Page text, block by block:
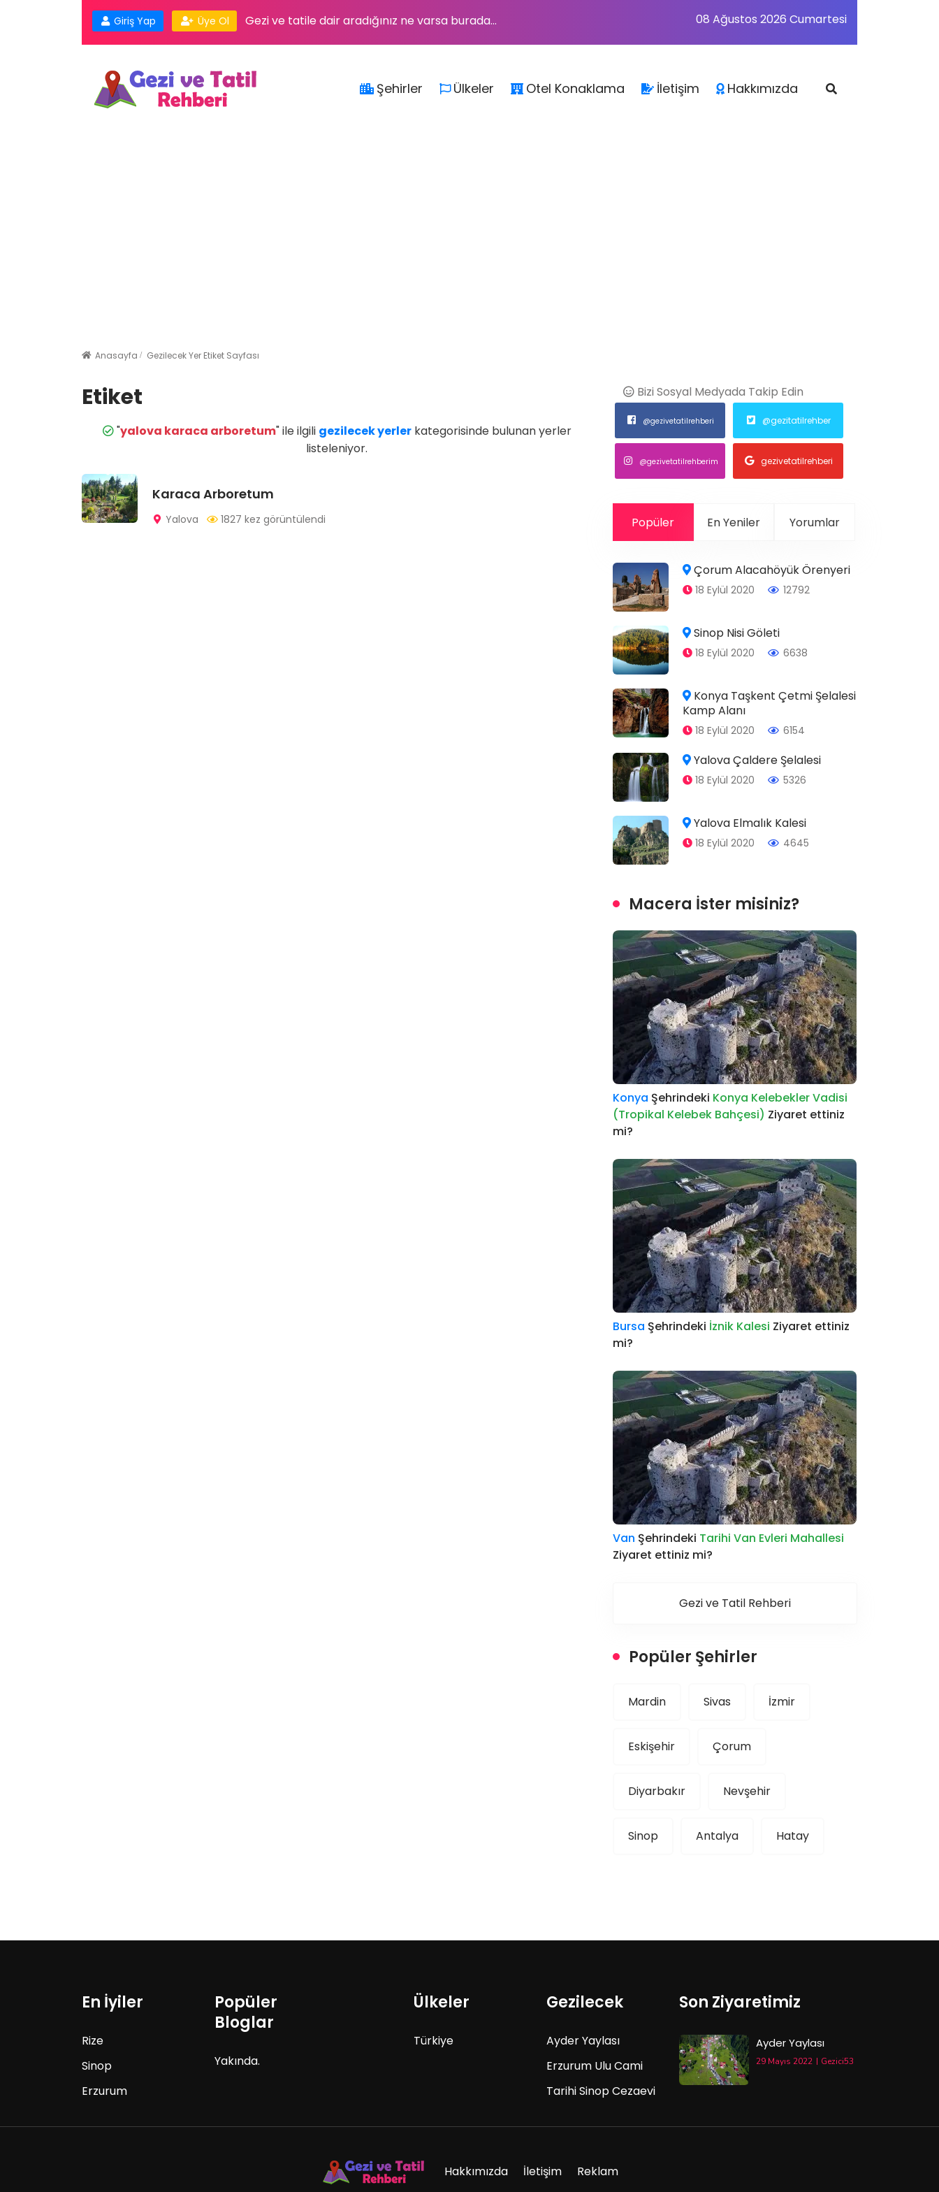
Giriş Yap Üye Ol Gezi ve tatile dair aradığınız ne varsa burada... 08 Ağustos 2026 Cumartesi
Şehirler Ülkeler Otel Konaklama İletişim Hakkımızda
Anasayfa Gezilecek Yer Etiket Sayfası
Etiket
"yalova karaca arboretum" ile ilgili gezilecek yerlerkategorisinde bulunan yerler
listeleniyor.
Karaca Arboretum
Yalova 1827 kez görüntülendi
Bizi Sosyal Medyada Takip Edin
@gezivetatilrehberi @gezitatilrehber
@gezivetatilrehberim gezivetatilrehberi
Popüler En Yeniler Yorumlar
Çorum Alacahöyük Örenyeri
18 Eylül 2020 12792
Sinop Nisi Göleti
18 Eylül 2020 6638
Konya Taşkent Çetmi Şelalesi
Kamp Alanı
18 Eylül 2020 6154
Yalova Çaldere Şelalesi
18 Eylül 2020 5326
Yalova Elmalık Kalesi
18 Eylül 2020 4645
Macera İster misiniz?
Konya Şehrindeki Konya Kelebekler Vadisi
(Tropikal Kelebek Bahçesi) Ziyaret ettiniz
mi?
Bursa Şehrindeki İznik Kalesi Ziyaret ettiniz
mi?
Van Şehrindeki Tarihi Van Evleri Mahallesi
Ziyaret ettiniz mi?
Gezi ve Tatil Rehberi
Popüler Şehirler
Mardin Sivas İzmir
Eskişehir Çorum
Diyarbakır Nevşehir
Sinop Antalya Hatay
En İyiler
Rize
Sinop
Erzurum
Popüler
Bloglar
Yakında.
Ülkeler
Türkiye
Gezilecek
Ayder Yaylası
Erzurum Ulu Cami
Tarihi Sinop Cezaevi
Son Ziyaretimiz
Ayder Yaylası
29 Mayıs 2022 Gezici53
Hakkımızda İletişim Reklam